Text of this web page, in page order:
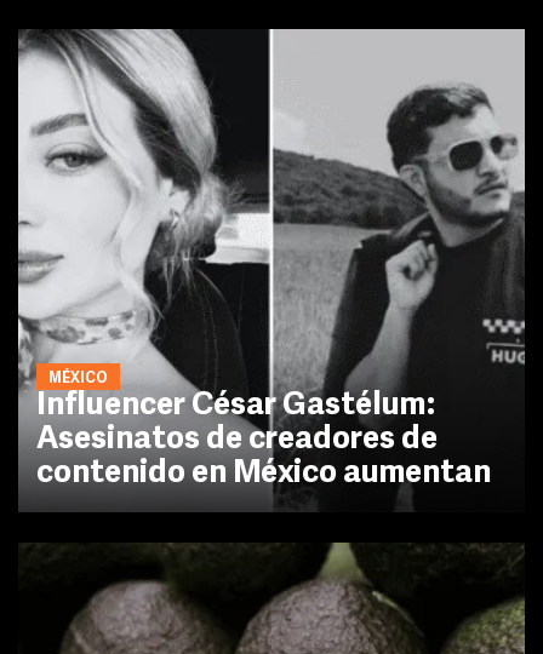
MÉXICO
Influencer César Gastélum:
Asesinatos de creadores de
contenido en México aumentan